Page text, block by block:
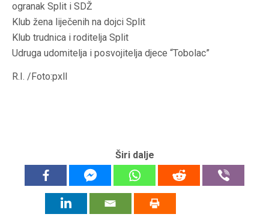
ogranak Split i SDŽ
Klub žena liječenih na dojci Split
Klub trudnica i roditelja Split
Udruga udomitelja i posvojitelja djece “Tobolac”
R.I. /Foto:pxll
Širi dalje